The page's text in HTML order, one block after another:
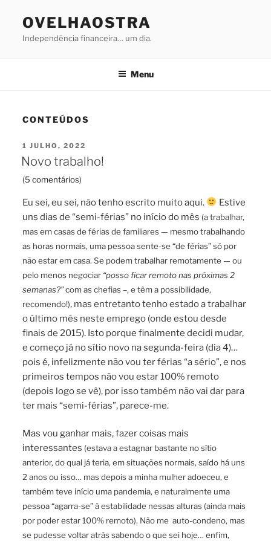
OVELHAOSTRA
Independência financeira… um dia.
Menu
CONTEÚDOS
PUBLICADO
EM
1 JULHO, 2022
Novo trabalho!
(5 comentários)
Eu sei, eu sei, não tenho escrito muito aqui.
Estive
uns dias de “semi-férias” no início do mês (a trabalhar,
mas em casas de férias de familiares — mesmo trabalhando
as horas normais, uma pessoa sente-se “de férias” só por
não estar em casa. Se podem trabalhar remotamente — ou
pelo menos negociar “posso ficar remoto nas próximas 2
semanas?”com as chefias –, e têm a possibilidade,
recomendo!), mas entretanto tenho estado a trabalhar
o último mês neste emprego (onde estou desde
finais de 2015). Isto porque finalmente decidi mudar,
e começo já no sítio novo na segunda-feira (dia 4)…
pois é, infelizmente não vou ter férias “a sério”, e nos
primeiros tempos não vou estar 100% remoto
(depois logo se vê), por isso também não vai dar para
ter mais “semi-férias”, parece-me.
Mas vou ganhar mais, fazer coisas mais
interessantes (estava a estagnar bastante no sítio
anterior, do qual já teria, em situações normais, saído há uns
2 anos ou isso… mas depois a minha mulher adoeceu, e
também teve início uma pandemia, e naturalmente uma
pessoa “agarra-se” à estabilidade nessas alturas (ainda mais
por poder estar 100% remoto). Não me auto-condeno, mas
se pudesse voltar atrás sabendo o que sei hoje… enfim,